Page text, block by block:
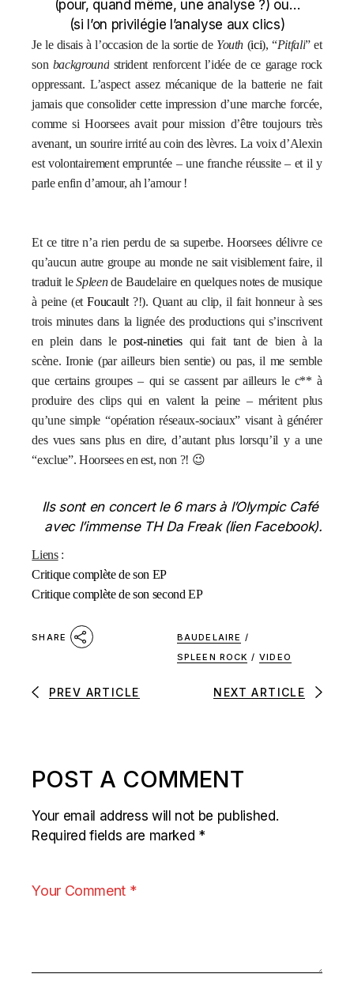
(pour, quand même, une analyse ?) ou…
(si l’on privilégie l’analyse aux clics)
Je le disais à l’occasion de la sortie de Youth (ici), “Pitfall” et
son background strident renforcent l’idée de ce garage rock
oppressant. L’aspect assez mécanique de la batterie ne fait
jamais que consolider cette impression d’une marche forcée,
comme si Hoorsees avait pour mission d’être toujours très
avenant, un sourire irrité au coin des lèvres. La voix d’Alexin
est volontairement empruntée – une franche réussite – et il y
parle enfin d’amour, ah l’amour !
Et ce titre n’a rien perdu de sa superbe. Hoorsees délivre ce
qu’aucun autre groupe au monde ne sait visiblement faire, il
traduit leSpleende Baudelaire en quelques notes de musique
à peine (etFoucault?!). Quant au clip, il fait honneur à ses
trois minutes dans la lignée des productions qui s’inscrivent
en plein dans lepost-nineties qui fait tant de bien à la
scène.Ironie (par ailleurs bien sentie) ou pas, il me semble
que certains groupes – qui se cassent par ailleurs le c** à
produire des clips qui en valent la peine – méritent plus
qu’une simple “opération réseaux-sociaux” visant à générer
des vues sans plus en dire, d’autant plus lorsqu’il y a une
“exclue”. Hoorsees en est, non ?! 😉
Ils sont en concert le 6 mars à l’Olympic Café
avec l’immense TH Da Freak (lien Facebook).
Liens:
Critique complète de son EP
Critique complète de son second EP
SHARE BAUDELAIRE /
SPLEEN ROCK / VIDEO
PREV ARTICLE NEXT ARTICLE
POST A COMMENT
Your email address will not be published.
Required fields are marked *